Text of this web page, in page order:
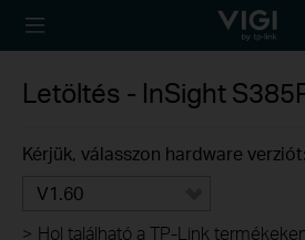
TP-Link, Reliably
Letöltés - InSight
Kérjük, válasszon hardware verziót:
V1.60
> Hol található a TP-Link